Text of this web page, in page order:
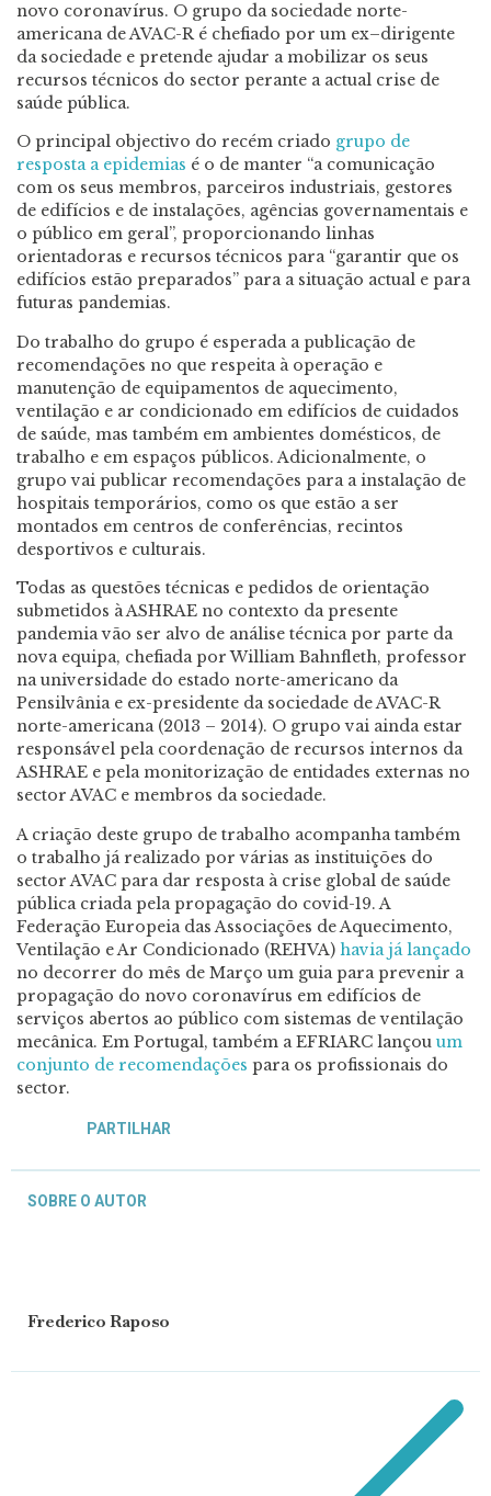
novo coronavírus. O grupo da sociedade norte-
americana de AVAC-R é chefiado por um ex–dirigente
da sociedade e pretende ajudar a mobilizar os seus
recursos técnicos do sector perante a actual crise de
saúde pública.
O principal objectivo do recém criado grupo de
resposta a epidemias é o de manter “a comunicação
com os seus membros, parceiros industriais, gestores
de edifícios e de instalações, agências governamentais e
o público em geral”, proporcionando linhas
orientadoras e recursos técnicos para “garantir que os
edifícios estão preparados” para a situação actual e para
futuras pandemias.
Do trabalho do grupo é esperada a publicação de
recomendações no que respeita à operação e
manutenção de equipamentos de aquecimento,
ventilação e ar condicionado em edifícios de cuidados
de saúde, mas também em ambientes domésticos, de
trabalho e em espaços públicos. Adicionalmente, o
grupo vai publicar recomendações para a instalação de
hospitais temporários, como os que estão a ser
montados em centros de conferências, recintos
desportivos e culturais.
Todas as questões técnicas e pedidos de orientação
submetidos à ASHRAE no contexto da presente
pandemia vão ser alvo de análise técnica por parte da
nova equipa, chefiada por William Bahnfleth, professor
na universidade do estado norte-americano da
Pensilvânia e ex-presidente da sociedade de AVAC-R
norte-americana (2013 – 2014). O grupo vai ainda estar
responsável pela coordenação de recursos internos da
ASHRAE e pela monitorização de entidades externas no
sector AVAC e membros da sociedade.
A criação deste grupo de trabalho acompanha também
o trabalho já realizado por várias as instituições do
sector AVAC para dar resposta à crise global de saúde
pública criada pela propagação do covid-19. A
Federação Europeia das Associações de Aquecimento,
Ventilação e Ar Condicionado (REHVA) havia já lançado
no decorrer do mês de Março um guia para prevenir a
propagação do novo coronavírus em edifícios de
serviços abertos ao público com sistemas de ventilação
mecânica. Em Portugal, também a EFRIARC lançou um
conjunto de recomendações para os profissionais do
sector.
PARTILHAR
SOBRE O AUTOR
Frederico Raposo